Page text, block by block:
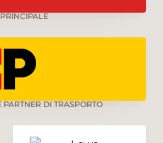
DI TRASPORTO